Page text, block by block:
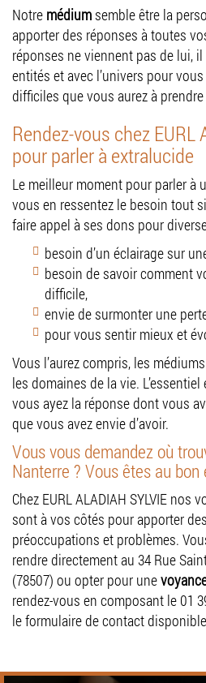
Notre médiumsemble être la
apporter des réponses à toutes
réponses ne viennent pas de lui,
entités et avec l’univers pour
difficiles que vous aurez à
Rendez-vous chez EURL
pour parler à extralucide
Le meilleur moment pour parler à
vous en ressentez le besoin tout
faire appel à ses dons pour
besoin d’un éclairage sur
besoin de savoir comment
difficile,
envie de surmonter une
pour vous sentir mieux et
Vous l’aurez compris, les
les domaines de la vie.
vous ayez la réponse dont vous
que vous avez envie d’avoir.
Vous vous demandez où
Nanterre ? Vous êtes au bon
Chez EURL ALADIAH SYLVIE nos
sont à vos côtés pour apporter
préoccupations et problèmes.
rendre directement au 34 Rue
(78507) ou opter pour une
rendez-vous en composant le 01
le formulaire de contact